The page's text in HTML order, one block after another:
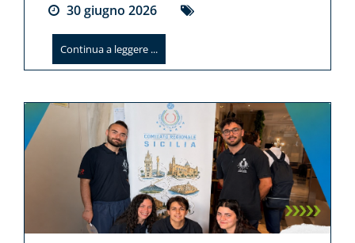
30giugno 2026
Continua a leggere ...